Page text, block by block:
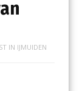
IN IJMUIDEN